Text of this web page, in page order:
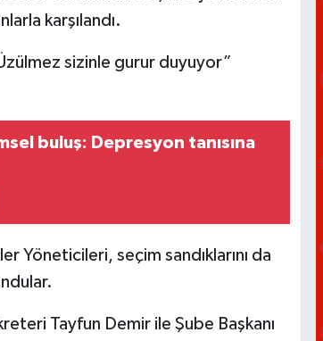
karşılandı.
sizinle gurur duyuyor”
buluş: Depresyon tanısına
Yöneticileri, seçim sandıklarını da
Tayfun Demir ile Şube Başkanı